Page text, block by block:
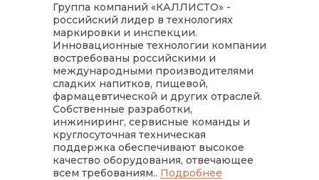
Группа компаний «КАЛЛИСТО» -
российский лидер в технологиях
маркировки и инспекции.
Инновационные технологии компании
востребованы российскими и
международными производителями
сладких напитков, пищевой,
фармацевтической и других отраслей.
Собственные разработки,
инжиниринг, сервисные команды и
круглосуточная техническая
поддержка обеспечивают высокое
качество оборудования, отвечающее
всем требованиям.. Подробнее